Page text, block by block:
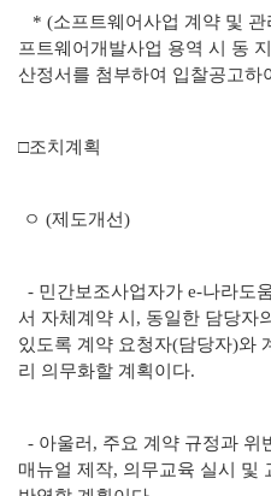
* (소프트웨어사업 계약 및 관
프트웨어개발사업 용역 시 동
산정서를 첨부하여 입찰공고하
□조치계획
ㅇ (제도개선)
- 민간보조사업자가 e-나라도
서 자체계약 시, 동일한 담당자
있도록 계약 요청자(담당자)와
리 의무화할 계획이다.
- 아울러, 주요 계약 규정과 위
매뉴얼 제작, 의무교육 실시 및